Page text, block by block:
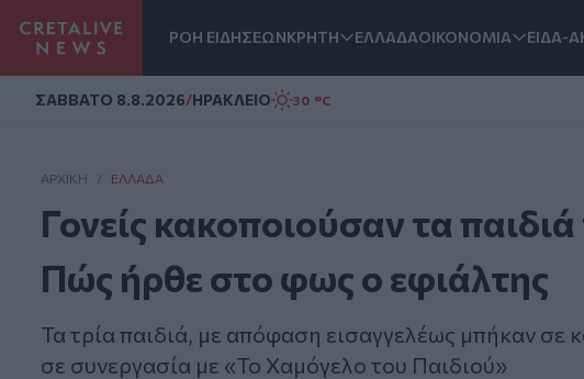
ΡΟΗ ΕΙΔΗΣΕΩΝΚΡΗΤΗ ΕΛΛΑΔΑΟΙΚΟΝΟΜΙΑ ΕΙΔΑ-
ΣAΒΒΑΤΟ 8.8.2026/ΗΡΑΚΛΕΙΟ 30 °C
ΑΡΧΙΚΗ / ΕΛΛΆΔΑ
Γονείς κακοποιούσαν τα
Πώς ήρθε στο φως ο εφιάλτης
Τα τρία παιδιά, με απόφαση εισαγγελέως μπήκαν σε
σε συνεργασία με «Το Χαμόγελο του Παιδιού»